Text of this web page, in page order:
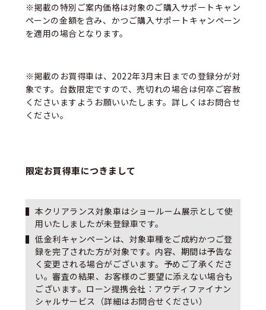
※掲載の特別ご案内価格は対象のご購入サポートキャン
ペーンの金額を含み、かつご購入サポートキャンペーン
を適用の場合となります。
※掲載のお買得車は、2022年3月末日までの登録分が対
象です。台数限定ですので、売切れの場合は何卒ご容赦
くださいますようお願いいたします。詳しくはお問合せ
ください。
限定お買得車につきまして
本クリアランス対象車はショールーム展示として使
用いたしましたが未登録車です。
低金利キャンペーンは、対象車種をご成約かつご登
録を完了された方が対象です。内容、期間は予告な
く変更される場合がございます。予めご了承くださ
い。審査の結果、お客様のご要望に添えない場合も
ございます。ローン提携会社：アウディファイナン
シャルサービス（詳細はお問合せください）